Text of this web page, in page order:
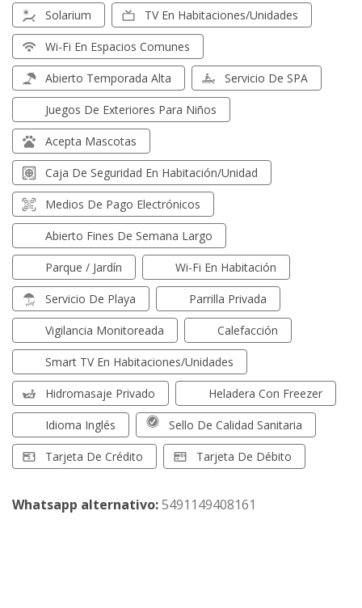
Solarium TV En Habitaciones/unidades
Wi-Fi En Espacios Comunes
Abierto Temporada Alta Servicio De SPA
Juegos De Exteriores Para Niños
Acepta Mascotas
Caja De Seguridad En Habitación/unidad
Medios De Pago Electrónicos
Abierto Fines De Semana Largo
Parque / Jardín Wi-Fi En Habitación
Servicio De Playa Parrilla Privada
Vigilancia Monitoreada Calefacción
Smart TV En Habitaciones/unidades
Hidromasaje Privado Heladera Con Freezer
Idioma Inglés Sello De Calidad Sanitaria
Tarjeta De Crédito Tarjeta De Débito
Whatsapp alternativo:5491149408161